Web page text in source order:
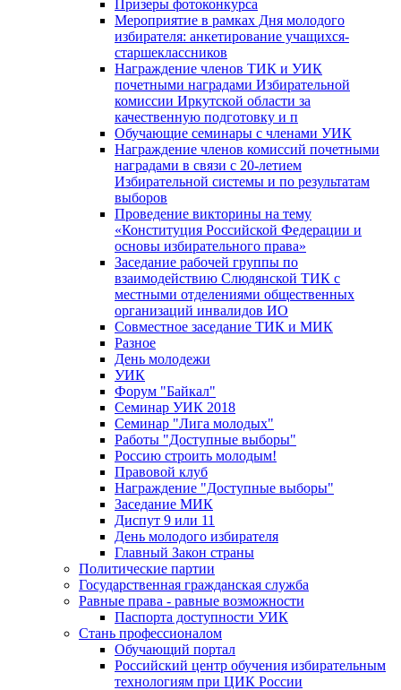
Призеры фотоконкурса
Мероприятие в рамках Дня молодого
избирателя: анкетирование учащихся-
старшеклассников
Награждение членов ТИК и УИК
почетными наградами Избирательной
комиссии Иркутской области за
качественную подготовку и п
Обучающие семинары с членами УИК
Награждение членов комиссий почетными
наградами в связи с 20-летием
Избирательной системы и по результатам
выборов
Проведение викторины на тему
«Конституция Российской Федерации и
основы избирательного права»
Заседание рабочей группы по
взаимодействию Слюдянской ТИК с
местными отделениями общественных
организаций инвалидов ИО
Совместное заседание ТИК и МИК
Разное
День молодежи
УИК
Форум "Байкал"
Семинар УИК 2018
Семинар "Лига молодых"
Работы "Доступные выборы"
Россию строить молодым!
Правовой клуб
Награждение "Доступные выборы"
Заседание МИК
Диспут 9 или 11
День молодого избирателя
Главный Закон страны
Политические партии
Государственная гражданская служба
Равные права - равные возможности
Паспорта доступности УИК
Стань профессионалом
Обучающий портал
Российский центр обучения избирательным
технологиям при ЦИК России